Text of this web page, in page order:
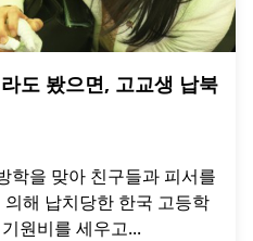
도 봤으면, 고교생 납북
학을 맞아 친구들과 피서를
해 납치당한 한국 고등학
원비를 세우고...